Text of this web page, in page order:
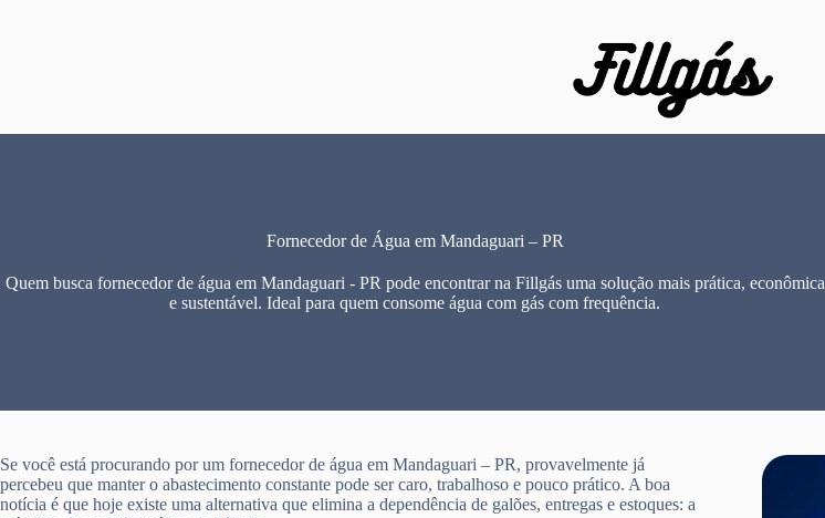
Fornecedor de Água em Mandaguari – PR
Quem busca fornecedor de água em Mandaguari - PR pode encontrar na Fillgás uma solução mais prática, econômica
e sustentável. Ideal para quem consome água com gás com frequência.
Se você está procurando por um fornecedor de água em Mandaguari – PR, provavelmente já
percebeu que manter o abastecimento constante pode ser caro, trabalhoso e pouco prático. A boa
notícia é que hoje existe uma alternativa que elimina a dependência de galões, entregas e estoques: a